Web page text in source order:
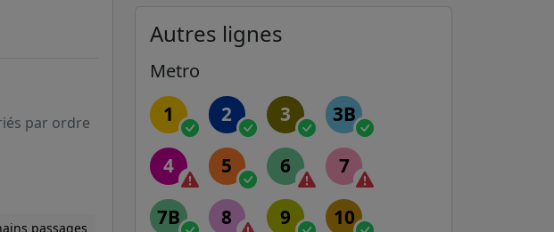
par ordre
passages
Autres lignes
Metro
1 2 3 3B
4 5 6 7
7B 8 9 10